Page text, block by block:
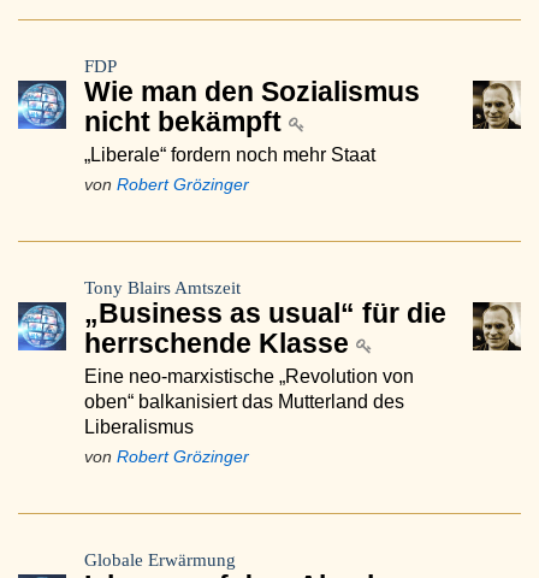
FDP
Wie man den Sozialismus
nicht bekämpft
„Liberale“ fordern noch mehr Staat
von Robert Grözinger
Tony Blairs Amtszeit
„Business as usual“ für die
herrschende Klasse
Eine neo-marxistische „Revolution von
oben“ balkanisiert das Mutterland des
Liberalismus
von Robert Grözinger
Globale Erwärmung